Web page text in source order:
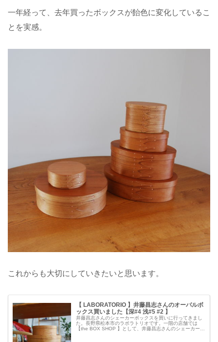
一年経って、去年買ったボックスが飴色に変化しているこ
とを実感。
これからも大切にしていきたいと思います。
【 LABORATORIO 】井藤昌志さんのオーバルボ
ックス買いました【深#4 浅#5 #2 】
井藤昌志さんのシェーカーボックスを買いに行ってきまし
た。長野県松本市のラボラトリオです。一階の店舗では
【the BOX SHOP 】として、井藤昌志さんのシェーカーボ